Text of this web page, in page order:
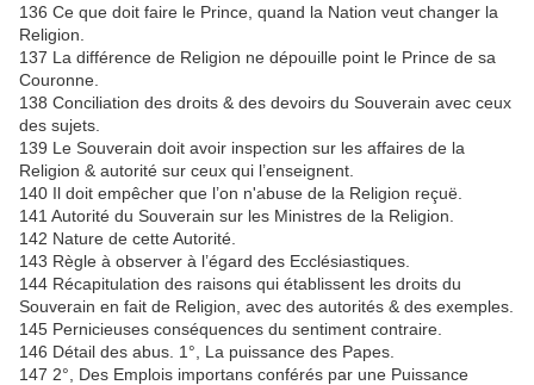
136 Ce que doit faire le Prince, quand la Nation veut changer la
Religion.
137 La différence de Religion ne dépouille point le Prince de sa
Couronne.
138 Conciliation des droits & des devoirs du Souverain avec ceux
des sujets.
139 Le Souverain doit avoir inspection sur les affaires de la
Religion & autorité sur ceux qui l’enseignent.
140 Il doit empêcher que l’on n'abuse de la Religion reçuë.
141 Autorité du Souverain sur les Ministres de la Religion.
142 Nature de cette Autorité.
143 Règle à observer à l’égard des Ecclésiastiques.
144 Récapitulation des raisons qui établissent les droits du
Souverain en fait de Religion, avec des autorités & des exemples.
145 Pernicieuses conséquences du sentiment contraire.
146 Détail des abus. 1°, La puissance des Papes.
147 2°, Des Emplois importans conférés par une Puissance